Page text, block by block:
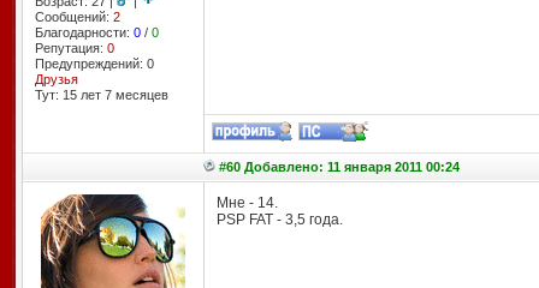
Сообщений: 2
Благодарности: 0/ 0
Репутация: 0
Предупреждений: 0
Друзья
Тут: 15 лет 7 месяцев
#60 Добавлено: 11 января 2011 00:24
Мне - 14.
PSP FAT - 3,5 года.